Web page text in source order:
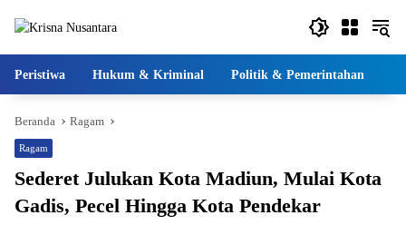
Peristiwa Hukum & Kriminal Politik & Pemerintahan
Beranda Ragam
Ragam
Sederet Julukan Kota Madiun, Mulai Kota
Gadis, Pecel Hingga Kota Pendekar